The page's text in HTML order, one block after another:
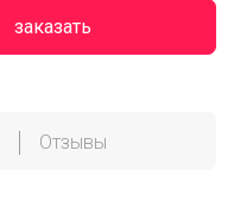
заказать
Отзывы